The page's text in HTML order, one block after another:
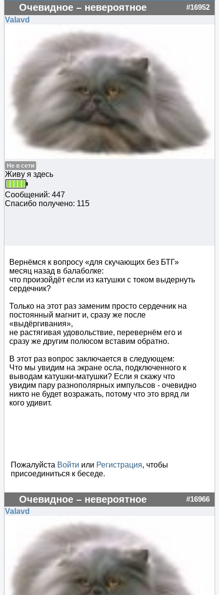
Очевидное – невероятное #16952
Valavd
Не в сети
Живу я здесь
Сообщений: 447
Спасибо получено: 115
Вернёмся к вопросу «для скучающих без БТГ»
месяц назад в балаболке:
что произойдёт если из катушки с током выдернуть
сердечник?
Только на этот раз заменим просто сердечник на
постоянный магнит и, сразу же после
«выдёргивания»,
не растягивая удовольствие, перевернём его и
сразу же другим полюсом вставим обратно.
В этот раз вопрос заключается в следующем:
Что мы увидим на экране осла, подключенного к
выводам катушки-матушки? Если я скажу что
увидим пару разнополярных импульсов - очевидно
никто не будет возражать, потому что это вряд ли
кого удивит.
Пожалуйста Войти или Регистрация, чтобы
присоединиться к беседе.
Очевидное – невероятное #16966
Valavd